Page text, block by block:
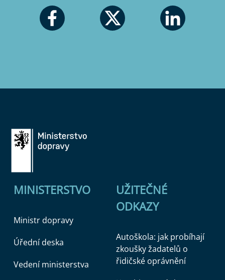
MINISTERSTVO
Ministr dopravy
Úřední deska
Vedení ministerstva
UŽITEČNÉ
ODKAZY
Autoškola: jak probíhají
zkoušky žadatelů o
řidičské oprávnění